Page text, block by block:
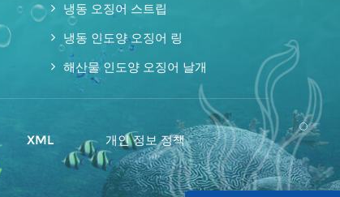
냉동 오징어 스트립
냉동 인도양 오징어 링
해산물 인도양 오징어 날개
XML 개인 정보 정책